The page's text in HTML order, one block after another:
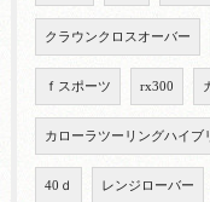
クラウンクロスオーバー
ｆスポーツ rx300
カローラツーリングハイブ
40ｄ レンジローバー